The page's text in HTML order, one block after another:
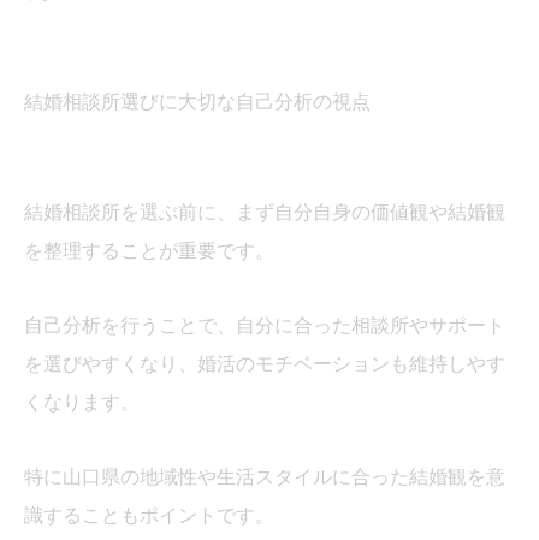
結婚相談所選びに大切な自己分析の視点
結婚相談所を選ぶ前に、まず自分自身の価値観や結婚観
を整理することが重要です。
自己分析を行うことで、自分に合った相談所やサポート
を選びやすくなり、婚活のモチベーションも維持しやす
くなります。
特に山口県の地域性や生活スタイルに合った結婚観を意
識することもポイントです。